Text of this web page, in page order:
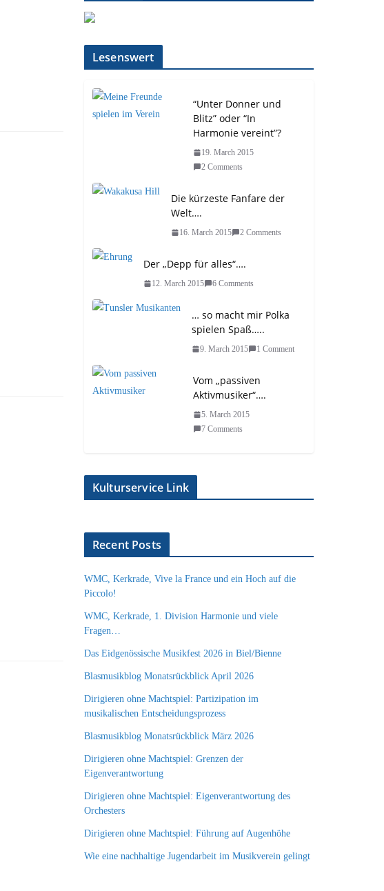
Lesenswert
“Unter Donner und
Blitz” oder “In
Harmonie vereint”?
19. March 2015
2 Comments
Die kürzeste Fanfare der
Welt….
16. March 2015 2 Comments
Der „Depp für alles“….
12. March 2015 6 Comments
… so macht mir Polka
spielen Spaß…..
9. March 2015 1 Comment
Vom „passiven
Aktivmusiker“….
5. March 2015
7 Comments
Kulturservice Link
Recent Posts
WMC, Kerkrade, Vive la France und ein Hoch auf die
Piccolo!
WMC, Kerkrade, 1. Division Harmonie und viele
Fragen…
Das Eidgenössische Musikfest 2026 in Biel/Bienne
Blasmusikblog Monatsrückblick April 2026
Dirigieren ohne Machtspiel: Partizipation im
musikalischen Entscheidungsprozess
Blasmusikblog Monatsrückblick März 2026
Dirigieren ohne Machtspiel: Grenzen der
Eigenverantwortung
Dirigieren ohne Machtspiel: Eigenverantwortung des
Orchesters
Dirigieren ohne Machtspiel: Führung auf Augenhöhe
Wie eine nachhaltige Jugendarbeit im Musikverein gelingt